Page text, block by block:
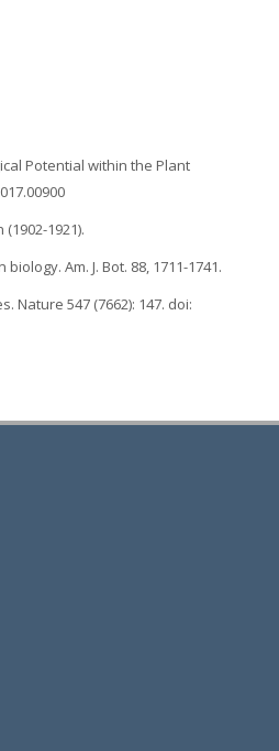
Potential within the Plant
1921).
Am. J. Bot. 88, 1711-1741.
Nature 547 (7662): 147. doi: